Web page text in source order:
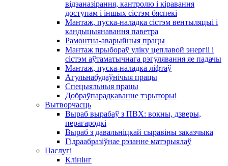
відэаназірання, кантролю і кіравання
доступам і іншых сістэм бяспекі
Мантаж, пуска-наладка сістэм вентыляцыі і
кандыцыянавання паветра
Рамонтна-аварыйныя працы
Мантаж прыбораў уліку цеплавой энергіі і
сістэм аўтаматычнага рэгулявання яе падачы
Мантаж, пуска-наладка ліфтаў
Агульнабудаўнічыя працы
Спецыяльныя працы
Добраўпарадкаванне тэрыторыі
Вытворчасць
Выраб вырабаў з ПВХ: вокны, дзверы,
перагародкі
Выраб з давальніцкай сыравіны заказчыка
Гідраабразіўнае рэзанне матэрыялаў
Паслугі
Клінінг